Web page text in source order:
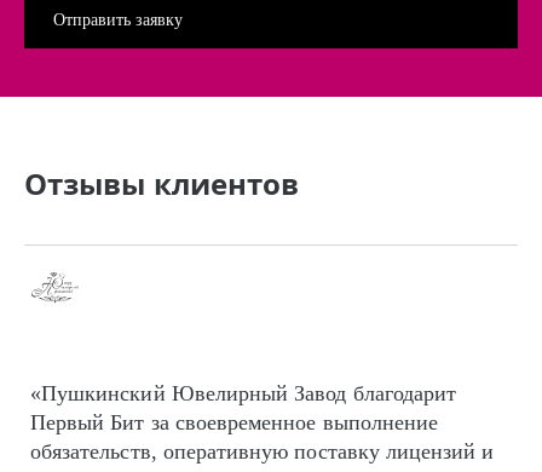
Отзывы клиентов
«Пушкинский Ювелирный Завод благодарит
Первый Бит за своевременное выполнение
обязательств, оперативную поставку лицензий и